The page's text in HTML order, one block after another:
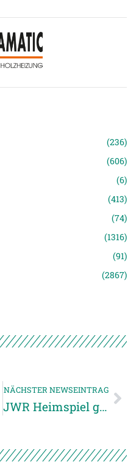
(236)
(606)
(6)
(413)
(74)
(1316)
(91)
(2867)
NÄCHSTER NEWSEINTRAG
JWR Heimspiel gegen Aufstiegskandidat Wels